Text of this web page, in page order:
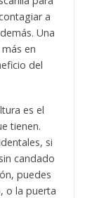
a
Una
en
del
es el
tienen.
si
candado
puedes
o la puerta